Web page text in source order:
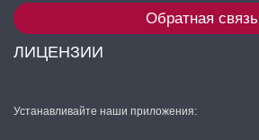
Обратная связь
ЛИЦЕНЗИИ
Устанавливайте наши приложения: